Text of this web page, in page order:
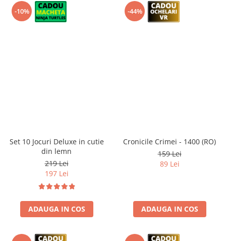
-10%
Set 10 Jocuri Deluxe in cutie
din lemn
219 Lei
197 Lei
ADAUGA IN COS
-44%
Cronicile Crimei - 1400 (RO)
159 Lei
89 Lei
ADAUGA IN COS